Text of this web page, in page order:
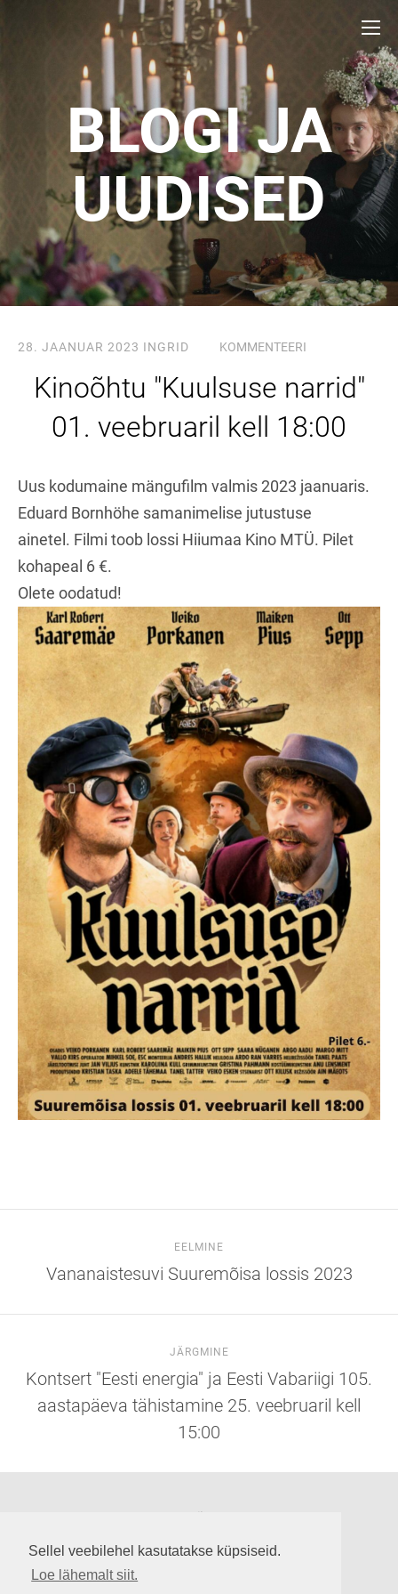
Sellel veebilehel kasutatakse küpsiseid.
Loe lähemalt siit.
BLOGI JA
UUDISED
28. JAANUAR 2023 INGRID KOMMENTEERI
Kinoõhtu "Kuulsuse narrid"
01. veebruaril kell 18:00
Uus kodumaine mängufilm valmis 2023 jaanuaris.
Eduard Bornhöhe samanimelise jutustuse
ainetel. Filmi toob lossi Hiiumaa Kino MTÜ. Pilet
kohapeal 6 €.
Olete oodatud!
EELMINE
Vananaistesuvi Suuremõisa lossis 2023
JÄRGMINE
Kontsert "Eesti energia" ja Eesti Vabariigi 105.
aastapäeva tähistamine 25. veebruaril kell
15:00
info@suuremoisaloss.ee
LOSSI LAHTIOLEKUAJAD